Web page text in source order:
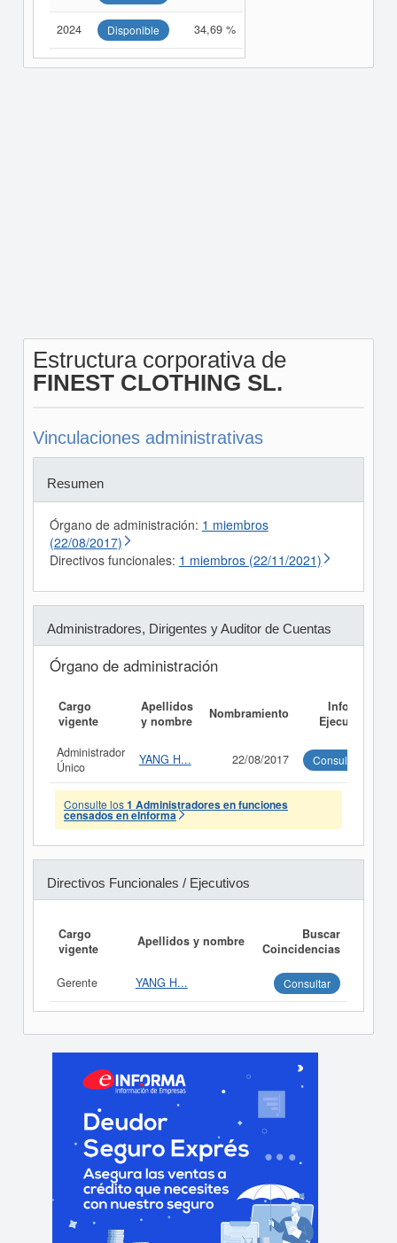
2024 Disponible 34,69 %
Estructura corporativa de
FINEST CLOTHING SL.
Vinculaciones administrativas
Resumen
Órgano de administración: 1 miembros
(22/08/2017)
Directivos funcionales: 1 miembros (22/11/2021)
Administradores, Dirigentes y Auditor de Cuentas
Órgano de administración
Cargo
vigente
Apellidos
y nombre
Nombramiento
Informe
Ejecutivo
Administrador
Único
YANG H... 22/08/2017 Consultar
Consulte los1 Administradores en funciones
censados en eInforma
Directivos Funcionales / Ejecutivos
Cargo
vigente
Apellidos y nombre
Buscar
Coincidencias
Gerente YANG H... Consultar